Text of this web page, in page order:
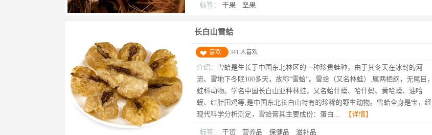
标签： 干果 坚果
长白山雪蛤
喜欢 341 人喜欢
介绍： 雪蛤是生长于中国东北林区的一种珍贵蛙种，由于其冬天在冰封的河
流、雪地下冬眠100多天，故称“雪蛤”。雪蛤（又名林蛙）,属两栖纲，无尾目，
蛙科动物。学名中国长白山亚种林蛙，又名蛤什蟆、哈什蚂、黄哈蟆、油哈
蟆、红肚田鸡等,是中国东北长白山特有的珍稀的野生动物。雪蛤全身是宝，经
现代科学分析测定，雪蛤膏其主要成份：蛋白...
【详情】
标签： 干货 营养品 保健品 滋补品